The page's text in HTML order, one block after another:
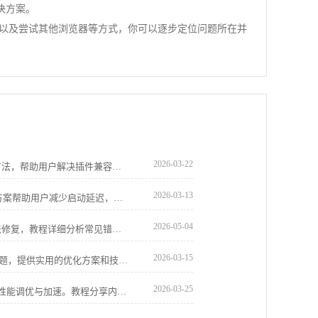
案。
及尝试其他浏览器等方式，你可以逐步定位问题所在并
分享Chrome浏览器插件冲突检测与优化方法，帮助用户解决插件兼容问题，保证浏览器扩展稳定运行。 2026-03-22
google Chrome浏览器启动效率优化操作方案帮助用户减少启动延迟，提高浏览器开启速度，实现日常高效使用体验。 2026-03-13
Chrome浏览器安装失败时可通过多种方法修复，教程详细分析常见错误原因，并给出实用解决方案，帮助用户顺利完成安装。 2026-05-04
针对下载谷歌浏览器后页面加载缓慢的问题，提供实用的优化方案和技巧，帮助用户提升浏览器响应速度和使用体验。 2026-03-15
Google Chrome 浏览器下载安装后可进行性能调优与加速。教程分享内存优化、缓存管理及操作技巧，提升浏览器整体性能和网页加载速度。 2026-03-25